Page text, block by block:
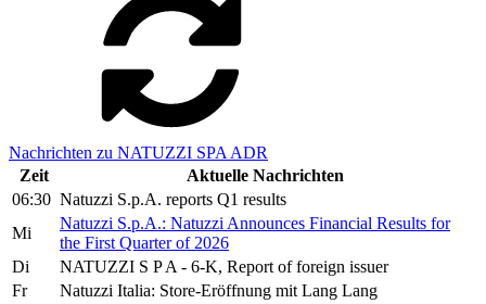
Nachrichten zu NATUZZI SPA ADR
Zeit
Aktuelle Nachrichten
06:30 Natuzzi S.p.A. reports Q1 results
Mi
Natuzzi S.p.A.: Natuzzi Announces Financial Results for
the First Quarter of 2026
Di
NATUZZI S P A - 6-K, Report of foreign issuer
Fr
Natuzzi Italia: Store-Eröffnung mit Lang Lang